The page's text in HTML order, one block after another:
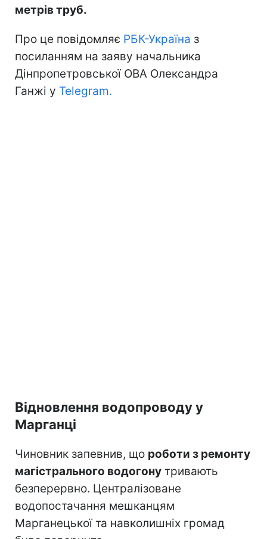
метрів труб.
Про це повідомляє РБК-Україна з
посиланням на заяву начальника
Дінпропетровської ОВА Олександра
Ганжі у Telegram.
Відновлення водопроводу у
Марганці
Чиновник запевнив, що роботи з ремонту
магістрального водогону тривають
безперервно. Централізоване
водопостачання мешканцям
Марганецької та навколишніх громад